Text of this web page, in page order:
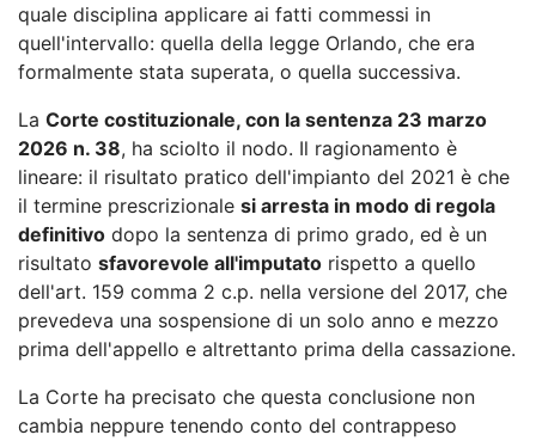
quale disciplina applicare ai fatti commessi in
quell'intervallo: quella della legge Orlando, che era
formalmente stata superata, o quella successiva.
La Corte costituzionale, con la sentenza 23 marzo
2026 n. 38, ha sciolto il nodo. Il ragionamento è
lineare: il risultato pratico dell'impianto del 2021 è che
il termine prescrizionale si arresta in modo di regola
definitivo dopo la sentenza di primo grado, ed è un
risultato sfavorevole all'imputato rispetto a quello
dell'art. 159 comma 2 c.p. nella versione del 2017, che
prevedeva una sospensione di un solo anno e mezzo
prima dell'appello e altrettanto prima della cassazione.
La Corte ha precisato che questa conclusione non
cambia neppure tenendo conto del contrappeso